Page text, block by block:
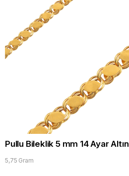
Pullu Bileklik 5 mm 14 Ayar Altın
5,75 Gram